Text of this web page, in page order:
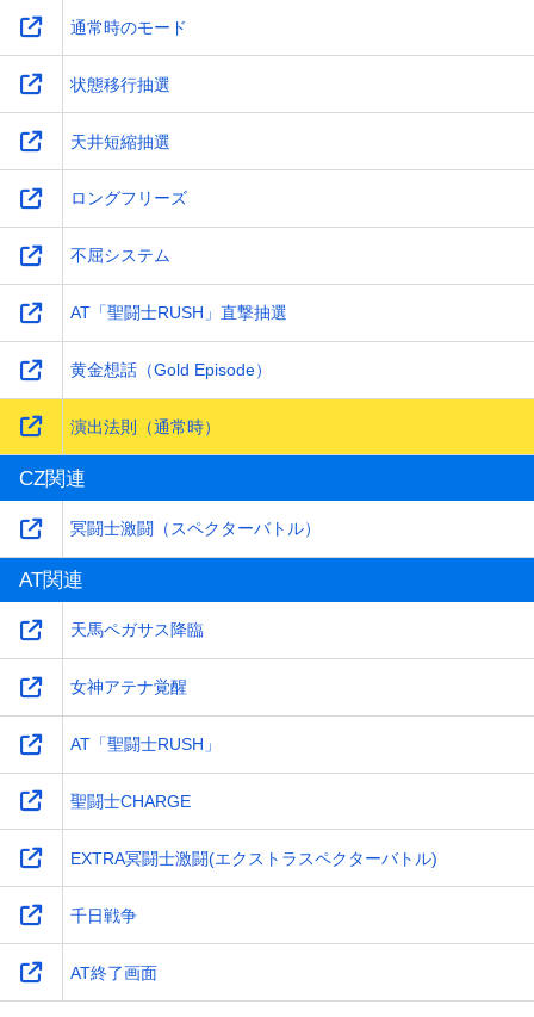
通常時のモード
状態移行抽選
天井短縮抽選
ロングフリーズ
不屈システム
AT「聖闘士RUSH」直撃抽選
黄金想話（Gold Episode）
演出法則（通常時）
CZ関連
冥闘士激闘（スペクターバトル）
AT関連
天馬ペガサス降臨
女神アテナ覚醒
AT「聖闘士RUSH」
聖闘士CHARGE
EXTRA冥闘士激闘(エクストラスペクターバトル)
千日戦争
AT終了画面